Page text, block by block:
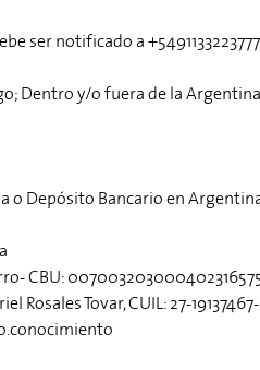
ser notificado a
Dentro y/o fuera de la Argentina
o Depósito Bancario en
CBU:
Rosales Tovar, CUIL: 27-